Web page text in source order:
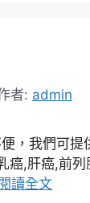
者: admin
，我們可提
癌,肝癌,前
閱讀全文